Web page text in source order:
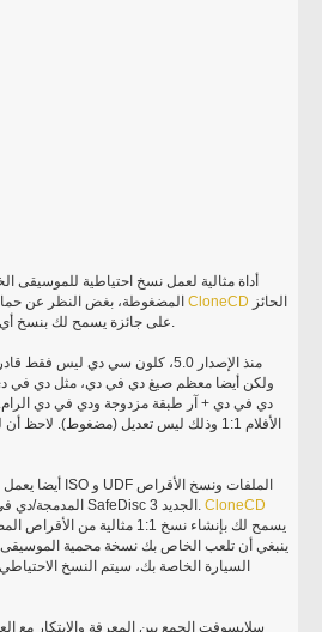
المضغوطة، بغض النظر عن حماية النسخة. واجهة المستخدم فيCloneCD
على جائزة يسمح لك بنسخ أي قرص في بضعة نقرات الماوس.
منذ الإصدار 5.0، كلون سي دي ليس
ولكن أيضا معظم صيغ دي في دي، مثل دي في
الأفلام 1:1 وذلك ليس تعديل (مضغوط).
المدمجة/دي في دي مع نظام الحماية من النسخ SafeDisc الجديد 3.CloneCD
يسمح لك بإنشاء نسخ 1:1 مثالية
ينبغي أن تلعب الخاص بك نسخة محمية
السيارة الخاصة بك، سيتم النسخ
سلايسوفت الجمع بين المعرفة والابتكار مع